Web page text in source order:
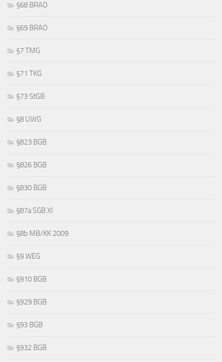
§68 BRAO
§69 BRAO
§7 TMG
§71 TKG
§73 StGB
§8 UWG
§823 BGB
§826 BGB
§830 BGB
§87a SGB XI
§8b MB/KK 2009
§9 WEG
§910 BGB
§929 BGB
§93 BGB
§932 BGB